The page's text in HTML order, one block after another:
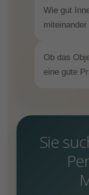
Wie gut
Ob das
eine gute
Sie